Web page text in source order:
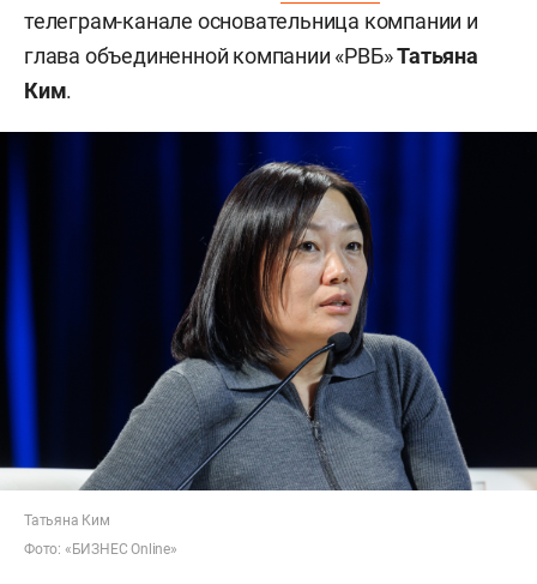
телеграм-канале основательница компании и
глава объединенной компании «РВБ»Татьяна
Ким.
Татьяна Ким
Фото: «БИЗНЕС Online»